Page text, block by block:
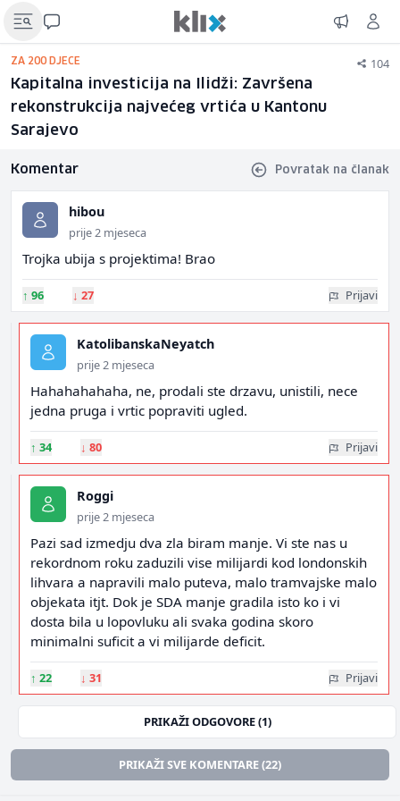
ZA 200 DJECE 104
Kapitalna investicija na Ilidži: Završena
rekonstrukcija najvećeg vrtića u Kantonu
Sarajevo
Komentar Povratak na članak
hibou
prije 2 mjeseca
Trojka ubija s projektima! Brao
↑ 96 ↓ 27 Prijavi
KatolibanskaNeyatch
prije 2 mjeseca
Hahahahahaha, ne, prodali ste drzavu, unistili, nece
jedna pruga i vrtic popraviti ugled.
↑ 34 ↓ 80 Prijavi
Roggi
prije 2 mjeseca
Pazi sad izmedju dva zla biram manje. Vi ste nas u
rekordnom roku zaduzili vise milijardi kod londonskih
lihvara a napravili malo puteva, malo tramvajske malo
objekata itjt. Dok je SDA manje gradila isto ko i vi
dosta bila u lopovluku ali svaka godina skoro
minimalni suficit a vi milijarde deficit.
↑ 22 ↓ 31 Prijavi
PRIKAŽI ODGOVORE (1)
PRIKAŽI SVE KOMENTARE (22)